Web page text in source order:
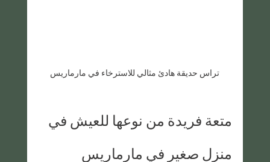
تراس حديقة هادئ مثالي للاسترخاء في مارماريس
متعة فريدة من نوعها للعيش في
منزل صغير في مارماريس